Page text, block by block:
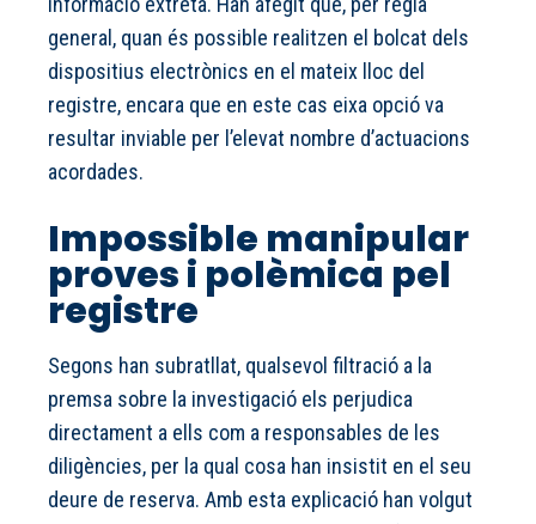
general, quan és possible realitzen el bolcat dels
dispositius electrònics en el mateix lloc del
registre, encara que en este cas eixa opció va
resultar inviable per l’elevat nombre d’actuacions
acordades.
Impossible manipular
proves i polèmica pel
registre
Segons han subratllat, qualsevol filtració a la
premsa sobre la investigació els perjudica
directament a ells com a responsables de les
diligències, per la qual cosa han insistit en el seu
deure de reserva. Amb esta explicació han volgut